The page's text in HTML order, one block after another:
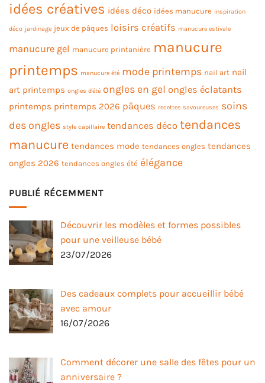
idées créatives idées déco idées manucure inspiration
déco jardinage jeux de pâques loisirs créatifs manucure estivale
manucure gel manucure printanière manucure
printemps manucure été mode printemps nail art nail
art printemps ongles d'été ongles en gel ongles éclatants
printemps printemps 2026 pâques recettes savoureuses soins
des ongles style capillaire tendances déco tendances
manucure tendances mode tendances ongles tendances
ongles 2026 tendances ongles été élégance
PUBLIÉ RÉCEMMENT
Découvrir les modèles et formes possibles
pour une veilleuse bébé
23/07/2026
Des cadeaux complets pour accueillir bébé
avec amour
16/07/2026
Comment décorer une salle des fêtes pour un
anniversaire ?